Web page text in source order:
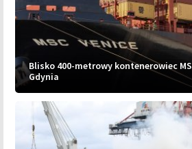
Blisko 400-metrowy kontenerowiec
Gdynia